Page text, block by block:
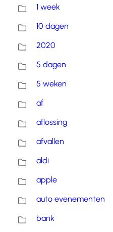
1 week
10 dagen
2020
5 dagen
5 weken
af
aflossing
afvallen
aldi
apple
auto evenementen
bank